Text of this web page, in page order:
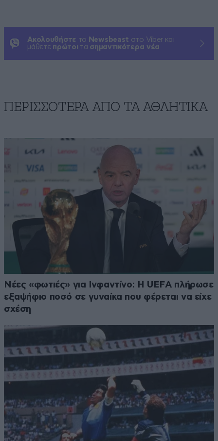
Ακολουθήστε το Newsbeast στο Viber και
μάθετε πρώτοι τα σημαντικότερα νέα
ΠΕΡΙΣΣΟΤΕΡΑ ΑΠΟ ΤA ΑΘΛΗΤΙΚΑ
Νέες «φωτιές» για Ινφαντίνο: Η UEFA πλήρωσε
εξαψήφιο ποσό σε γυναίκα που φέρεται να είχε
σχέση